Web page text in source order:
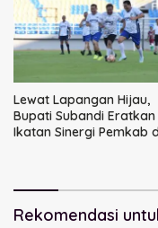
Lewat Lapangan Hijau,
Bupati Subandi Eratkan
Ikatan Sinergi Pemkab
Rekomendasi